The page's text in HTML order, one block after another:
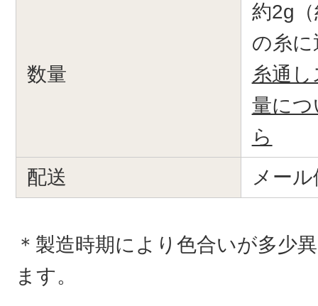
数量
約2g
の糸
糸通
量に
ら
配送
メー
＊製造時期により色合いが多少
ます。